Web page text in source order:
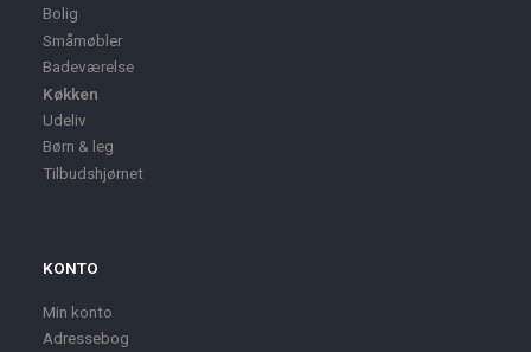
Bolig
Småmøbler
Badeværelse
Køkken
Udeliv
Børn & leg
Tilbudshjørnet
KONTO
Min konto
Adressebog